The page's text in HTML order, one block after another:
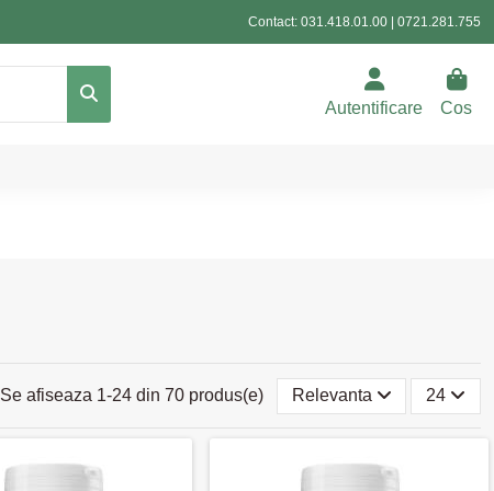
Contact: 031.418.01.00 0721.281.755
Autentificare Cos
Se afiseaza 1-24 din 70 produs(e) Relevanta 24